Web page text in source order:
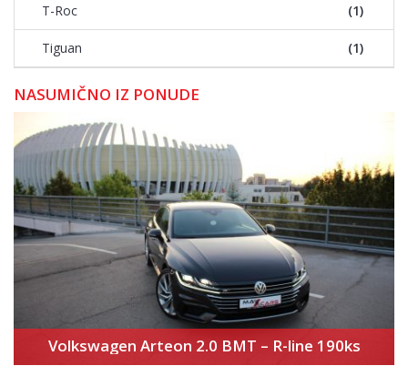
T-Roc (1)
Tiguan (1)
NASUMIČNO IZ PONUDE
Volkswagen Arteon 2.0 BMT – R-line 190ks